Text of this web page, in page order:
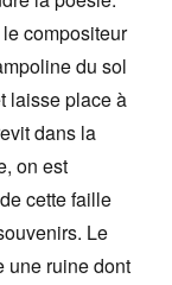
compositeur
du sol
laisse place à
dans la
on est
cette faille
Le
une ruine dont